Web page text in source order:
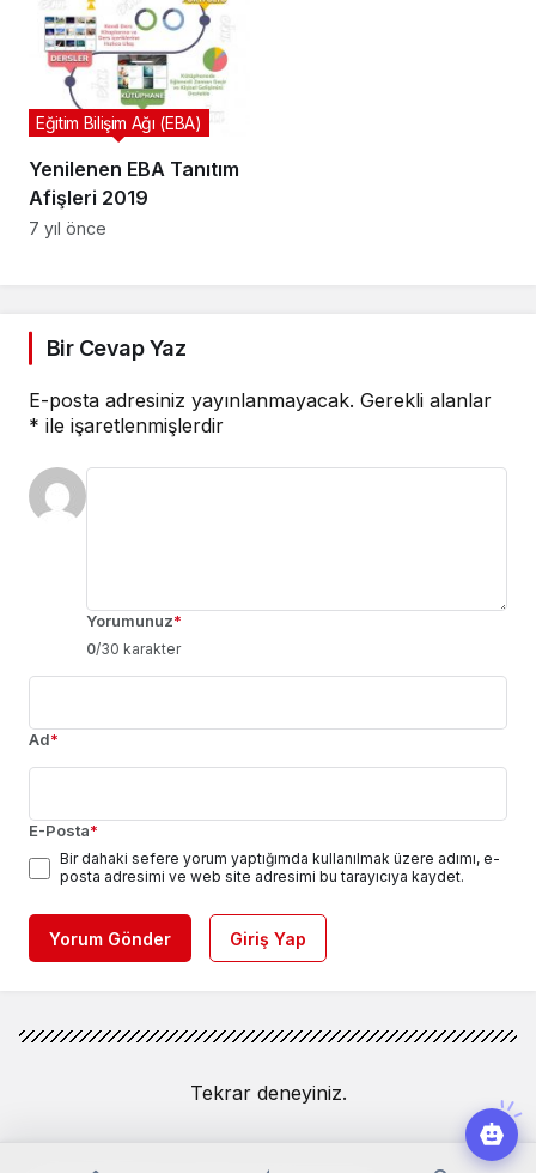
Yenilenen EBA Tanıtım
Afişleri 2019
Eğitim Bilişim Ağı (EBA)
7 yıl önce
Bir Cevap Yaz
E-posta adresiniz yayınlanmayacak. Gerekli alanlar
* ile işaretlenmişlerdir
Yorumunuz*
0/30 karakter
Ad*
E-Posta*
Bir dahaki sefere yorum yaptığımda kullanılmak üzere adımı, e-
posta adresimi ve web site adresimi bu tarayıcıya kaydet.
Yorum Gönder Giriş Yap
Tekrar deneyiniz.